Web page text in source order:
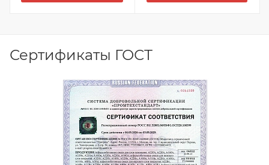
Сертификаты ГОСТ